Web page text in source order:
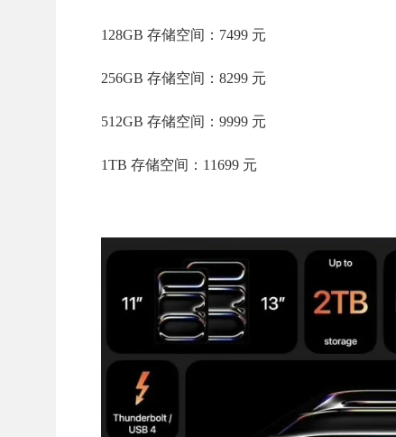
128GB 存储空间：7499 元
256GB 存储空间：8299 元
512GB 存储空间：9999 元
1TB 存储空间：11699 元